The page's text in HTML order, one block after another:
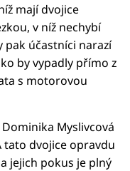
mají dvojice
v níž nechybí
pak účastníci narazí
by vypadly přímo z
s motorovou
Myslivcová
dvojice opravdu
jejich pokus je plný